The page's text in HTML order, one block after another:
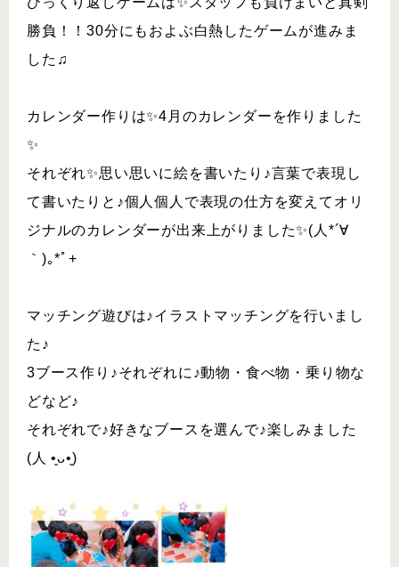
勝負！！30分にもおよぶ白熱したゲームが進みま
した♫
カレンダー作りは✨4月のカレンダーを作りました
✨
それぞれ✨思い思いに絵を書いたり♪言葉で表現し
て書いたりと♪個人個人で表現の仕方を変えてオリ
ジナルのカレンダーが出来上がりました✨(人*´∀
｀)｡*ﾟ+
マッチング遊びは♪イラストマッチングを行いまし
た♪
3ブース作り♪それぞれに♪動物・食べ物・乗り物な
どなど♪
それぞれで♪好きなブースを選んで♪楽しみました
(人 •͈ᴗ•͈)